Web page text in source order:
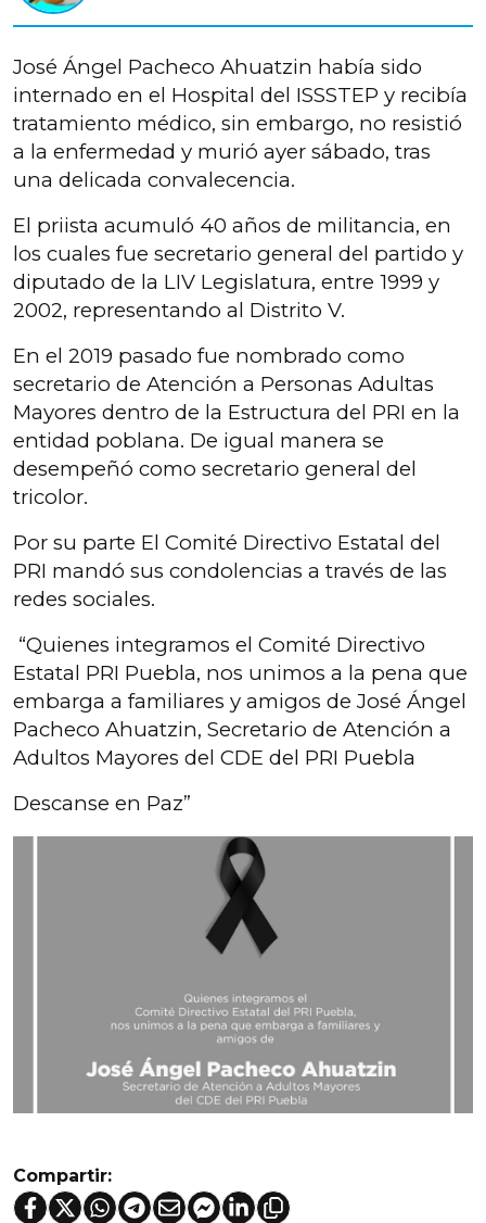
José Ángel Pacheco Ahuatzin había sido
internado en el Hospital del ISSSTEP y recibía
tratamiento médico, sin embargo, no resistió
a la enfermedad y murió ayer sábado, tras
una delicada convalecencia.
El priista acumuló 40 años de militancia, en
los cuales fue secretario general del partido y
diputado de la LIV Legislatura, entre 1999 y
2002, representando al Distrito V.
En el 2019 pasado fue nombrado como
secretario de Atención a Personas Adultas
Mayores dentro de la Estructura del PRI en la
entidad poblana. De igual manera se
desempeñó como secretario general del
tricolor.
Por su parte El Comité Directivo Estatal del
PRI mandó sus condolencias a través de las
redes sociales.
“Quienes integramos el Comité Directivo
Estatal PRI Puebla, nos unimos a la pena que
embarga a familiares y amigos de José Ángel
Pacheco Ahuatzin, Secretario de Atención a
Adultos Mayores del CDE del PRI Puebla
Descanse en Paz”
Compartir: